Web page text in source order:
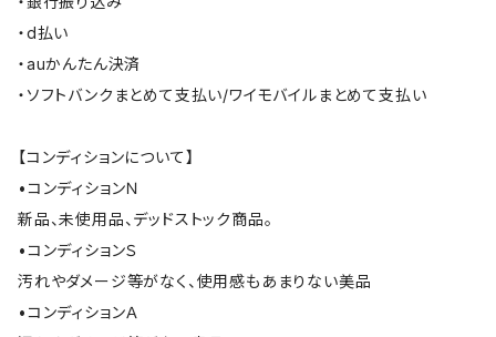
・d払い
・auかんたん決済
・ソフトバンクまとめて支払い/ワイモバイルまとめて支払い
【コンディションについて】
•コンディションＮ
新品、未使用品、デッドストック商品。
•コンディションＳ
汚れやダメージ等がなく、使用感もあまりない美品
•コンディションＡ